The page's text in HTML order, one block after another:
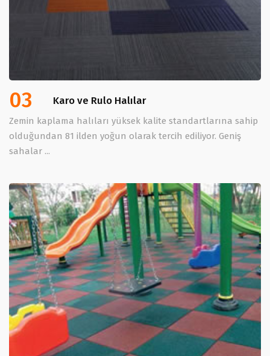
03 Karo ve Rulo Halılar
Zemin kaplama halıları yüksek kalite standartlarına sahip
olduğundan 81 ilden yoğun olarak tercih ediliyor. Geniş
sahalar ...